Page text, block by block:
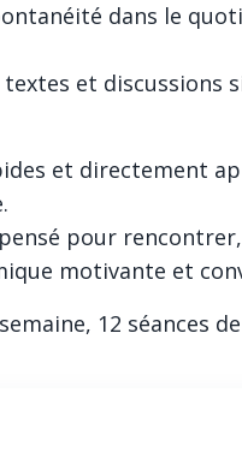
dans le
et discussions
et directement
pour
motivante et
12 séances